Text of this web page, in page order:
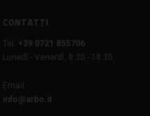
CONTATTI
Tel:
+39 0721 855706
Lunedì - Venerdì, 8:30 - 18:30
Email:
info@arbo.it